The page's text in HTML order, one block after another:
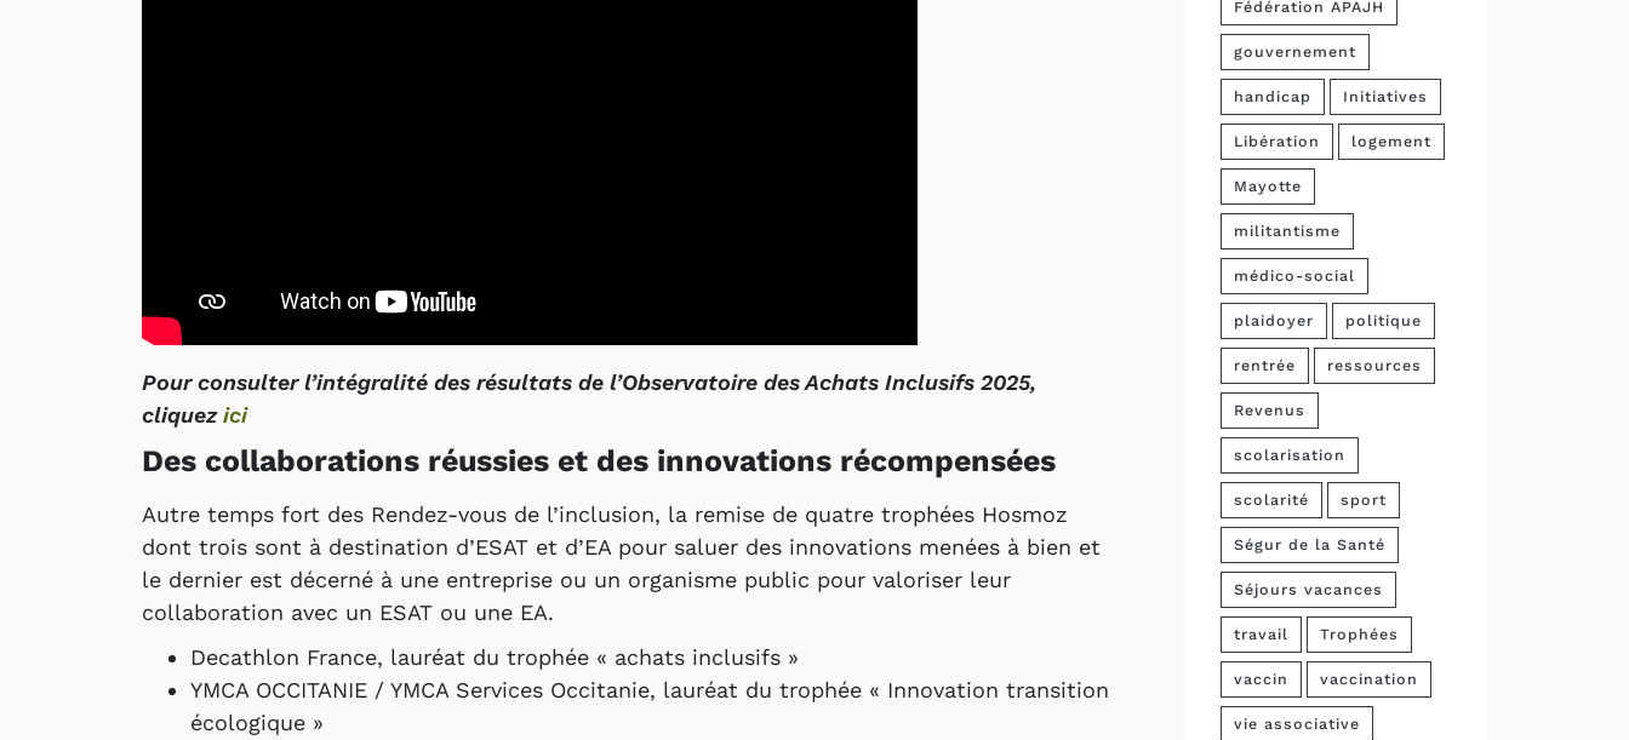
Pour consulter l’intégralité des résultats de l’Observatoire des Achats Inclusifs 2025,
cliquezici
Des collaborations réussies et des innovations récompensées
Autre temps fort des Rendez-vous de l’inclusion, la remise de quatre trophées Hosmoz
dont trois sont à destination d’ESAT et d’EA pour saluer des innovations menées à bien et
le dernier est décerné à une entreprise ou un organisme public pour valoriser leur
collaboration avec un ESAT ou une EA.
Decathlon France, lauréat du trophée « achats inclusifs »
YMCA OCCITANIE / YMCA Services Occitanie, lauréat du trophée « Innovation transition
écologique »
Fédération APAJH
gouvernement
handicap Initiatives
Libération logement
Mayotte
militantisme
médico-social
plaidoyer politique
rentrée ressources
Revenus
scolarisation
scolarité sport
Ségur de la Santé
Séjours vacances
travail Trophées
vaccin vaccination
vie associative